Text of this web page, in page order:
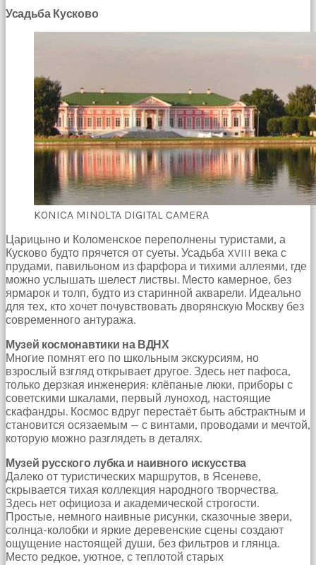
benim
altyazılı
porno
yanıyor
tutup
içeri
çekti
ve
kızmaya
başladı
sex
hikayeleri
Onun
derdinin
dermanı
benim
sikimde
olduğu
için
koca
sikimi
meydana
çıkardım
ve
ağzına
dayayıp
onu
susturdum
porno
Усадьба Кусково
KONICA MINOLTA DIGITAL CAMERA
Царицыно и Коломенское переполнены туристами, а
Кусково будто прячется от суеты. Усадьба XVIII века с
прудами, павильоном из фарфора и тихими аллеями, где
можно услышать шелест листвы. Место камерное, без
ярмарок и толп, будто из старинной акварели. Идеально
для тех, кто хочет почувствовать дворянскую Москву без
современного антуража.
Музей космонавтики на ВДНХ
Многие помнят его по школьным экскурсиям, но
взрослый взгляд открывает другое. Здесь нет пафоса,
только дерзкая инженерия: клёпаные люки, приборы с
советскими шкалами, первый луноход, настоящие
скафандры. Космос вдруг перестаёт быть абстрактным и
становится осязаемым — с винтами, проводами и мечтой,
которую можно разглядеть в деталях.
Музей русского лубка и наивного искусства
Далеко от туристических маршрутов, в Ясеневе,
скрывается тихая коллекция народного творчества.
Здесь нет официоза и академической строгости.
Простые, немного наивные рисунки, сказочные звери,
солнца-колобки и яркие деревенские сцены создают
ощущение настоящей души, без фильтров и глянца.
Место редкое, уютное, с теплотой старых